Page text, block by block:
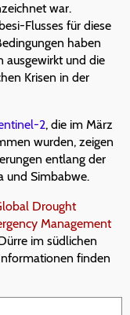
war.
Flusses für diese
haben
ausgewirkt und die
Krisen in der
2, die im März
wurden, zeigen
entlang der
und Simbabwe.
Drought
Management
im südlichen
finden